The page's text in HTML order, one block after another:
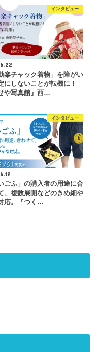
インタビュー
楽チャック着物」を障がい
にしないことが転機に！
や写真館』西…
インタビュー
ごふ」の購入者の用途に合
、複数展開などのきめ細や
応。『つく…